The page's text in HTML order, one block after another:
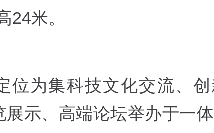
24米。
位为集科技文化交流、
展示、高端论坛举办于一